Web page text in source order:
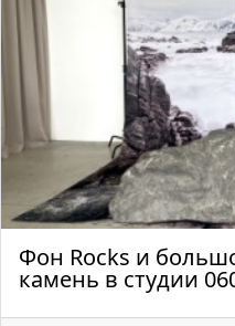
Фон Rocks и
камень в студии